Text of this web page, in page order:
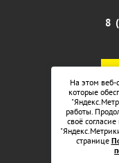
8
На этом веб-
которые
работы.
своё
странице